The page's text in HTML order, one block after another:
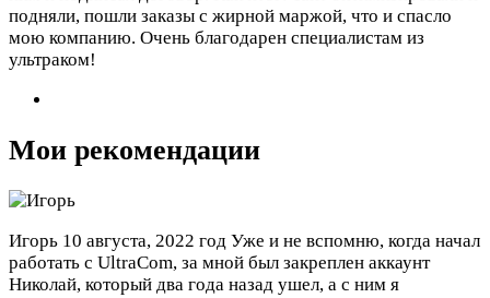
подняли, пошли заказы с жирной маржой, что и спасло
мою компанию. Очень благодарен специалистам из
ультраком!
Мои рекомендации
Игорь 10 августа, 2022 год Уже и не вспомню, когда начал
работать с UltraCom, за мной был закреплен аккаунт
Николай, который два года назад ушел, а с ним я